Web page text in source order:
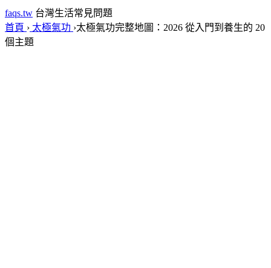
faqs.tw 台灣生活常見問題
首頁 › 太極氣功 ›太極氣功完整地圖：2026 從入門到養生的 20
個主題